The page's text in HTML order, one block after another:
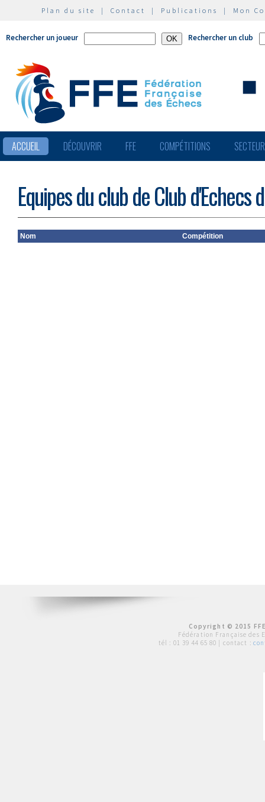
Plan du site | Contact | Publications | Mon
Rechercher un joueur Rechercher un club
ACCUEIL DÉCOUVRIR FFE COMPÉTITIONS
Equipes du club de Club d'Echecs
Nom Compétition
Copyright © 2015
Fédération Française des
tél : 01 39 44 65 80 | contact :